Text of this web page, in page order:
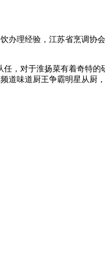
理经验，江苏省烹调协
，对于淮扬菜有着奇特的
道味道厨王争霸明星从厨